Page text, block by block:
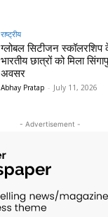
राष्ट्रीय
ग्लोबल सिटीजन
भारतीय छात्रों को मिला
अवसर
Abhay Pratap - July 11, 2026
- Advertisement -